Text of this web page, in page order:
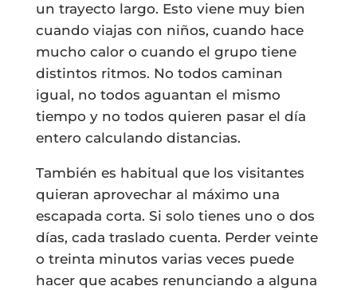
un trayecto largo. Esto viene muy bien
cuando viajas con niños, cuando hace
mucho calor o cuando el grupo tiene
distintos ritmos. No todos caminan
igual, no todos aguantan el mismo
tiempo y no todos quieren pasar el día
entero calculando distancias.
También es habitual que los visitantes
quieran aprovechar al máximo una
escapada corta. Si solo tienes uno o dos
días, cada traslado cuenta. Perder veinte
o treinta minutos varias veces puede
hacer que acabes renunciando a alguna